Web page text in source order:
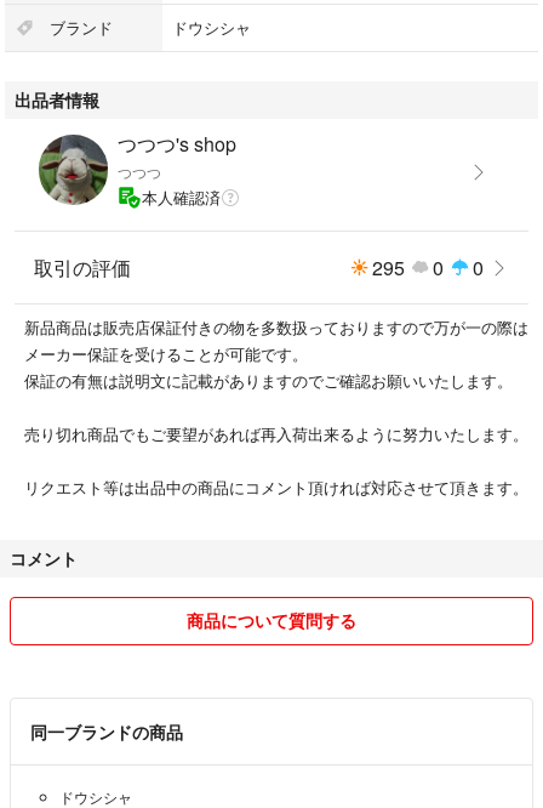
ブランド ドウシシャ
出品者情報
つつつ's shop
つつつ
本人確認済
取引の評価 295 0 0
新品商品は販売店保証付きの物を多数扱っておりますので万が一の際は
メーカー保証を受けることが可能です。
保証の有無は説明文に記載がありますのでご確認お願いいたします。
売り切れ商品でもご要望があれば再入荷出来るように努力いたします。
リクエスト等は出品中の商品にコメント頂ければ対応させて頂きます。
コメント
商品について質問する
同一ブランドの商品
ドウシシャ